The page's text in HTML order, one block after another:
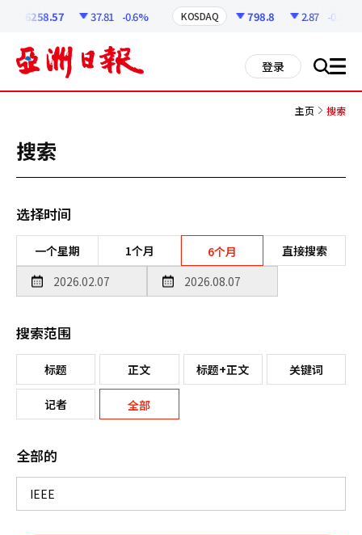
6258.57 37.81 -0.6% KOSDAQ 798.8 2.87 -0.36%
登录 搜 all
主页 搜索
搜索
选择时间
一个星期 1个月 6个月 直接搜索
搜索范围
标题 正文 标题+正文 关键词
记者 全部
全部的